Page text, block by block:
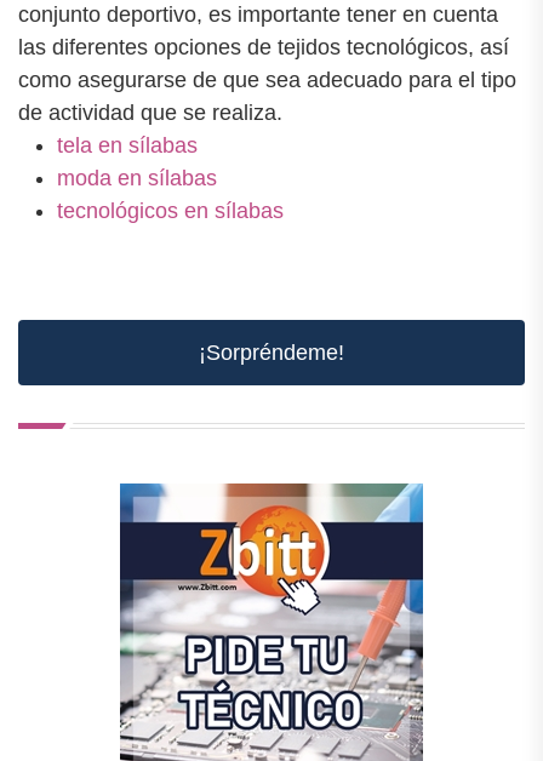
conjunto deportivo, es importante tener en cuenta
las diferentes opciones de tejidos tecnológicos, así
como asegurarse de que sea adecuado para el tipo
de actividad que se realiza.
tela en sílabas
moda en sílabas
tecnológicos en sílabas
¡Sorpréndeme!